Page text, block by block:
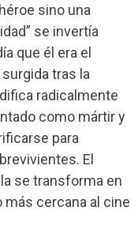
sino una
se invertía
que él era el
tras la
radicalmente
como mártir y
para
El
se transforma en
cercana al cine